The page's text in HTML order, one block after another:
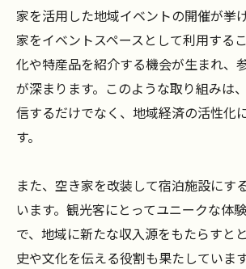
家を活用した地域イベントの開催が挙
家をイベントスペースとして利用する
化や特産品を紹介する機会が生まれ、
が深まります。このような取り組みは
信するだけでなく、地域経済の活性化
す。
また、空き家を改装して宿泊施設にす
います。観光客にとってユニークな体
で、地域に新たな収入源をもたらすと
史や文化を伝える役割も果たしていま